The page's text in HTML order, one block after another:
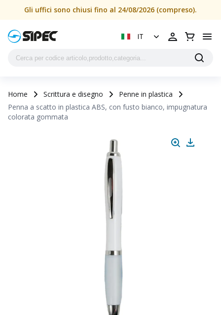
Gli uffici sono chiusi fino al 24/08/2026 (compreso).
IT
Home Scrittura e disegno
Penne in plastica
Penna a scatto in plastica ABS, con fusto bianco, impugnatura
colorata gommata
Penna a scatto in plastica ABS, con fusto bianco,